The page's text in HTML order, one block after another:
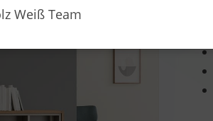
Weiß Team